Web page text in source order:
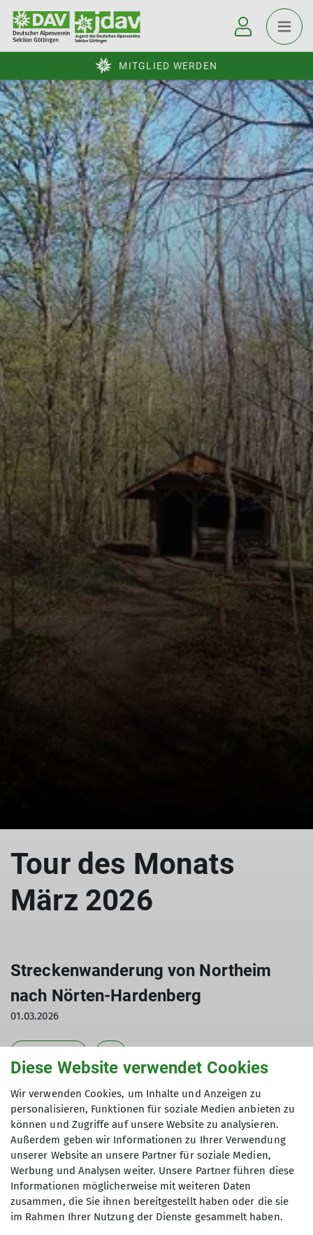
MITGLIED WERDEN
Tour des Monats
März 2026
Streckenwanderung von Northeim
nach Nörten-Hardenberg
01.03.2026
Die Streckenwanderung startet am Bahnhof in
Northeim. Sie führt zuerst durch den Northeimer
Stadtpark und geht weiter bergauf zum
Wieterturm. Einen Kammweg entlang wandert
man in Richtung Golfplatz. An Bühle, Bishausen
und der Burg Hardenberg vorbei geht es in
Richtung Nörten-Hardenberg. Die Tour endet am
Diese Website verwendet Cookies
Wir verwenden Cookies, um Inhalte und Anzeigen zu
personalisieren, Funktionen für soziale Medien anbieten zu
können und Zugriffe auf unsere Website zu analysieren.
Außerdem geben wir Informationen zu Ihrer Verwendung
unserer Website an unsere Partner für soziale Medien,
Werbung und Analysen weiter. Unsere Partner führen diese
Informationen möglicherweise mit weiteren Daten
zusammen, die Sie ihnen bereitgestellt haben oder die sie
im Rahmen Ihrer Nutzung der Dienste gesammelt haben.